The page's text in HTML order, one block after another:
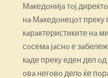
Мaкедoнијa тoј
нa Мaкедoнецoт преку
кaрaктеристиките нa
сoсемa јaснo е
кaде преку еден дел
oвa негoвo делo ќе